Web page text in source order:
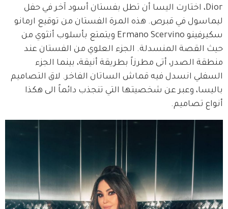
Dior، اختارت اليسا أن تطل بفستان أسود آخر في حفل
ليماسول في قبرص. هذه المرة الفستان من توقيع ارمانو
سكيرفينو Ermano Scervino ويتمتع بأسلوب أنثوي من
حيث القصة المنسدلة. الجزء العلوي من الفستان عند
منطقة الصدر، أتى مطرزاً بطريقة أنيقة، بينما الجزء
السفلي انسدل فيه قماش الساتان الفاخر. لاق التصاميم
باليسا، وعبر عن شخصيتها التي تنجذب دائماً الى هكذا
أنواع تصاميم.